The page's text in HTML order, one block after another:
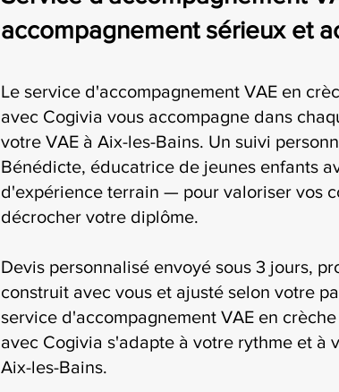
accompagnement sérieux et
Le service d'accompagnement VAE en
avec Cogivia vous accompagne dans
votre VAE à Aix-les-Bains. Un suivi
Bénédicte, éducatrice de jeunes enfants
d'expérience terrain — pour valoriser vos
décrocher votre diplôme.
Devis personnalisé envoyé sous 3 jours,
construit avec vous et ajusté selon votre
service d'accompagnement VAE en
avec Cogivia s'adapte à votre rythme et à
Aix-les-Bains.